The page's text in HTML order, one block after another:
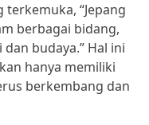
“Jepang
berbagai bidang,
budaya.” Hal ini
hanya memiliki
berkembang dan